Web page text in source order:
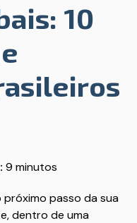
10
9 minutos
passo da sua
dentro de uma